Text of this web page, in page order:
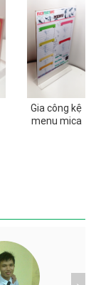
Gia công kệ
menu mica